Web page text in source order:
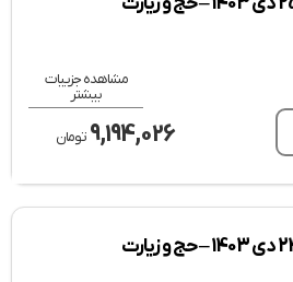
9,194,026 تومان
مشاهده جزییات
بیشتر